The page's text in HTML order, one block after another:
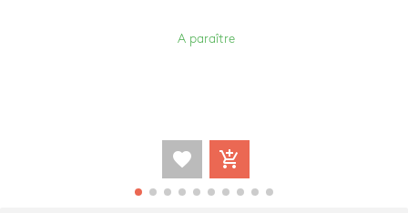
A paraître
favorite add_shopping_cart